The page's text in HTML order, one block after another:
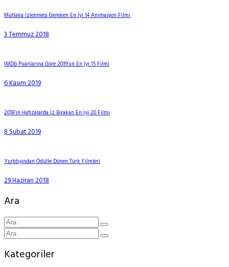
Mutlaka İzlenmesi Gereken En İyi 14 Animasyon Filmi
3 Temmuz 2018
IMDb Puanlarına Göre 2019’un En İyi 15 Filmi
6 Kasım 2019
2018’in Hafızalarda İz Bırakan En İyi 20 Filmi
8 Şubat 2019
Yurtdışından Ödülle Dönen Türk Filmleri
29 Haziran 2018
Ara
Kategoriler